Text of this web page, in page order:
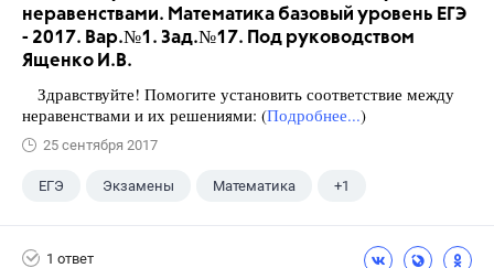
неравенствами. Математика базовый уровень ЕГЭ
- 2017. Вар.№1. Зад.№17. Под руководством
Ященко И.В.
Здравствуйте! Помогите установить соответствие между
неравенствами и их решениями: (Подробнее...)
25 сентября 2017
ЕГЭ Экзамены Математика +1
1 ответ